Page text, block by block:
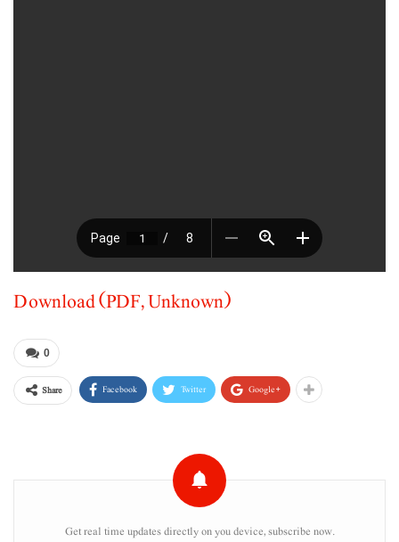
Download (PDF, Unknown)
0
Share Facebook Twitter Google+
Get real time updates directly on you device, subscribe now.